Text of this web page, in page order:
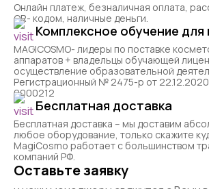
Онлайн платеж, безналичная оплата,
QR- кодом, наличные деньги.
Комплексное обучение для
MAGICOSMO- лидеры по поставке
аппаратов + владельцы обучающей
осуществление образовательной
Регистрационный № 2475-р от
0000212
Бесплатная доставка
Бесплатная доставка – мы доставим
любое оборудование, только скажите
MagiCosmo работает с большинством
компаний РФ.
Оставьте заявку